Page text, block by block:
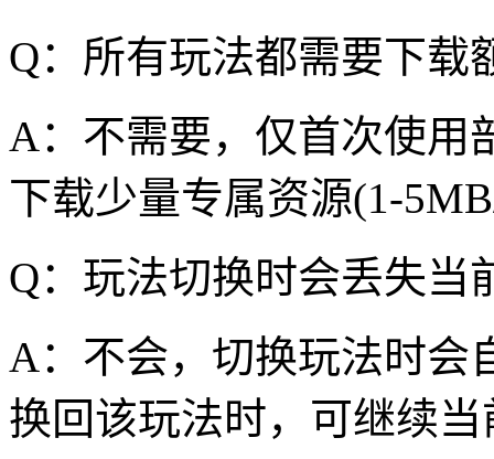
Q：所有玩法都需要下载
A：不需要，仅首次使用
下载少量专属资源(1-
Q：玩法切换时会丢失当
A：不会，切换玩法时会
换回该玩法时，可继续